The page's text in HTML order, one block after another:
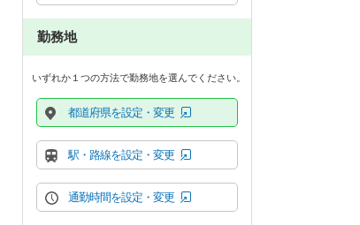
勤務地
いずれか１つの方法で勤務地を選んでください。
都道府県を設定・変更
駅・路線を設定・変更
通勤時間を設定・変更